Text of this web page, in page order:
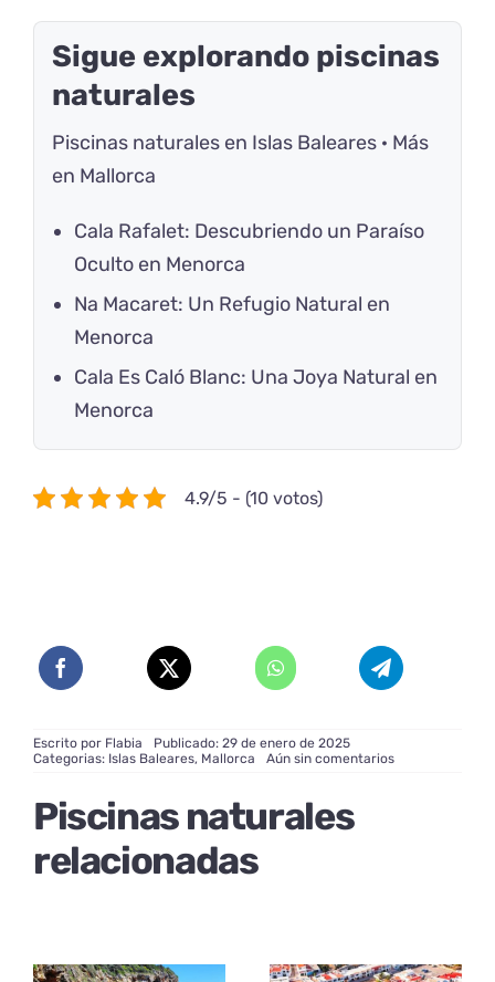
Sigue explorando piscinas
naturales
Piscinas naturales en Islas Baleares · Más
en Mallorca
Cala Rafalet: Descubriendo un Paraíso
Oculto en Menorca
Na Macaret: Un Refugio Natural en
Menorca
Cala Es Caló Blanc: Una Joya Natural en
Menorca
4.9/5 - (10 votos)
Escrito por Flabia
Publicado: 29 de enero de 2025
Categorias: Islas Baleares, Mallorca Aún sin comentarioson
Piscinas naturales
relacionadas